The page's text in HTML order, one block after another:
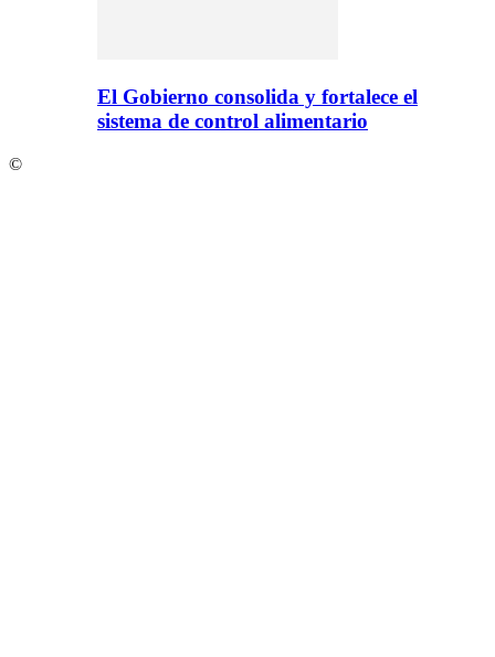
El Gobierno consolida y fortalece el
sistema de control alimentario
©